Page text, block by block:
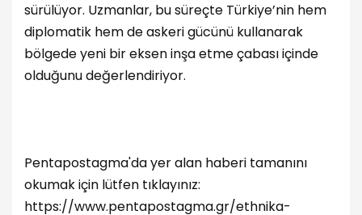
sürülüyor. Uzmanlar, bu süreçte Türkiye’nin hem
diplomatik hem de askeri gücünü kullanarak
bölgede yeni bir eksen inşa etme çabası içinde
olduğunu değerlendiriyor.
Pentapostagma'da yer alan haberi tamanını
okumak için lütfen tıklayınız:
https://www.pentapostagma.gr/ethnika-